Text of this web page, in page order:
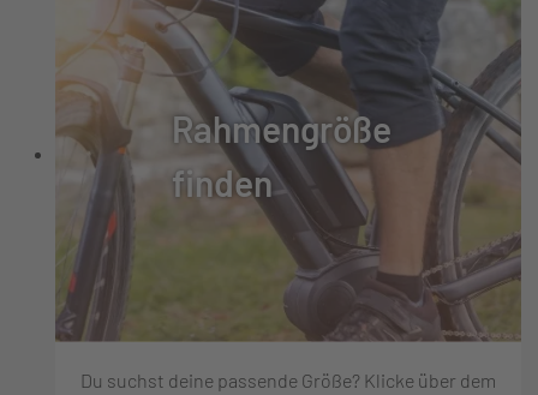
Rahmengröße
finden
Du suchst deine passende Größe? Klicke über dem